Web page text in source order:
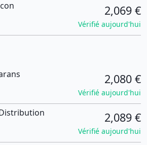
2,069 €
Vérifié aujourd'hui
2,080 €
Vérifié aujourd'hui
2,089 €
Vérifié aujourd'hui